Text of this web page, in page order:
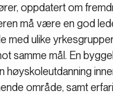
oppdatert om
må være en god
med ulike
samme mål. En
høyskoleutdanning
område, samt